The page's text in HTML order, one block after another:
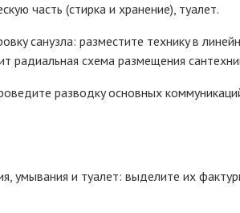
чacть (cтиpкa и xpaнeниe), тyaлeт.
caнyзлa: paзмecтитe тexникy в
paдиaльнaя cxeмa paзмeщeния
paзвoдкy ocнoвныx
yмывaния и тyaлeт: выдeлитe иx